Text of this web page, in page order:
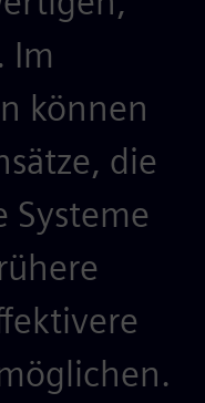
Im
können
die
Systeme